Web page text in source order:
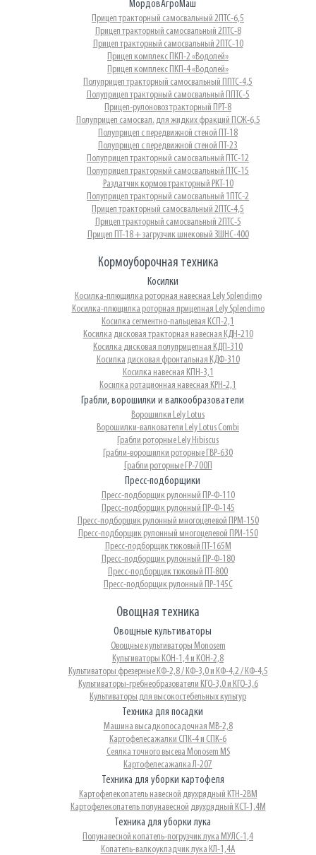
МордовАгроМаш
Прицеп тракторный самосвальный 2ПТС-6,5
Прицеп тракторный самосвальный 2ПТС-8
Прицеп тракторный самосвальный 2ПТС-10
Прицеп комплекс ПКП-2 «Водолей»
Прицеп комплекс ПКП-4 «Водолей»
Полуприцеп тракторный самосвальный ППТС-4,5
Полуприцеп тракторный самосвальный ППТС-5
Прицеп-рулоновоз тракторный ПРТ-8
Полуприцеп самосвал. для жидких фракций ПСЖ-6,5
Полуприцеп с передвижной стеной ПТ-18
Полуприцеп с передвижной стеной ПТ-23
Полуприцеп тракторный самосвальный ПТС-12
Полуприцеп тракторный самосвальный ПТС-15
Раздатчик кормов тракторный РКТ-10
Полуприцеп тракторный самосвальный 1ПТС-2
Прицеп тракторный самосвальный 2ПТС-4,5
Прицеп тракторный самосвальный 2ПТС-5
Прицеп ПТ-18 + загрузчик шнековый ЗШНС-400
Кормоуборочная техника
Косилки
Косилка-плющилка роторная навесная Lely Splendimo
Косилка-плющилка роторная прицепная Lely Splendimo
Косилка сегментно-пальцевая КСП-2,1
Косилка дисковая тракторная навесная КДН-210
Косилка дисковая полуприцепная КДП-310
Косилка дисковая фронтальная КДФ-310
Косилка навесная КПН-3,1
Косилка ротационная навесная КРН-2,1
Грабли, ворошилки и валкообразователи
Ворошилки Lely Lotus
Ворошилки-валкователи Lely Lotus Combi
Грабли роторные Lely Hibiscus
Грабли-ворошилки роторные ГВР-630
Грабли роторные ГР-700П
Пресс-подборщики
Пресс-подборщик рулонный ПР-Ф-110
Пресс-подборщик рулонный ПР-Ф-145
Пресс-подборщик рулонный многоцелевой ПРМ-150
Пресс-подборщик рулонный многоцелевой ПРИ-150
Пресс-подборщик тюковый ПТ-165М
Пресс-подборщик рулонный ПР-Ф-180
Пресс-подборщик тюковый ПТ-800
Пресс-подборщик рулонный ПР-145С
Овощная техника
Овощные культиваторы
Овощные культиваторы Monosem
Культиваторы КОН-1,4 и КОН-2,8
Культиваторы фрезерные КФ-2,8 / КФ-3,0 и КФ-4,2 / КФ-4,5
Культиваторы-гребнеобразователи КГО-3,0 и КГО-3,6
Культиваторы для высокостебельных культур
Техника для посадки
Машина высадкопосадочная МВ-2,8
Картофелесажалки СПК-4 и СПК-6
Сеялка точного высева Monosem MS
Картофелесажалка Л-207
Техника для уборки картофеля
Картофелекопатель навесной двухрядный КТН-2ВМ
Картофелекопатель полунавесной двухрядный КСТ-1,4М
Техника для уборки лука
Полунавесной копатель-погрузчик лука МУЛС-1,4
Копатель-валкоукладчик лука КЛ-1,4А